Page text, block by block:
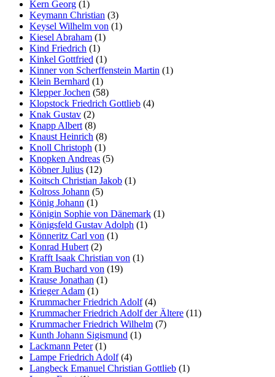
Kern Georg (1)
Keymann Christian (3)
Keysel Wilhelm von (1)
Kiesel Abraham (1)
Kind Friedrich (1)
Kinkel Gottfried (1)
Kinner von Scherffenstein Martin (1)
Klein Bernhard (1)
Klepper Jochen (58)
Klopstock Friedrich Gottlieb (4)
Knak Gustav (2)
Knapp Albert (8)
Knaust Heinrich (8)
Knoll Christoph (1)
Knopken Andreas (5)
Köbner Julius (12)
Koitsch Christian Jakob (1)
Kolross Johann (5)
König Johann (1)
Königin Sophie von Dänemark (1)
Königsfeld Gustav Adolph (1)
Könneritz Carl von (1)
Konrad Hubert (2)
Krafft Isaak Christian von (1)
Kram Buchard von (19)
Krause Jonathan (1)
Krieger Adam (1)
Krummacher Friedrich Adolf(4)
Krummacher Friedrich Adolf der Ältere (11)
Krummacher Friedrich Wilhelm (7)
Kunth Johann Sigismund (1)
Lackmann Peter(1)
Lampe Friedrich Adolf(4)
Langbeck Emanuel Christian Gottlieb (1)